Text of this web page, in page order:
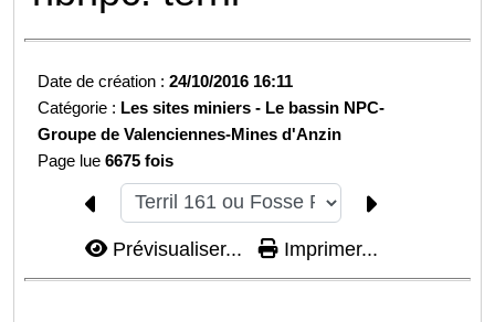
Date de création :24/10/2016 16:11
Catégorie : Les sites miniers - Le bassin NPC-
Groupe de Valenciennes-Mines d'Anzin
Page lue6675 fois
Prévisualiser... Imprimer...